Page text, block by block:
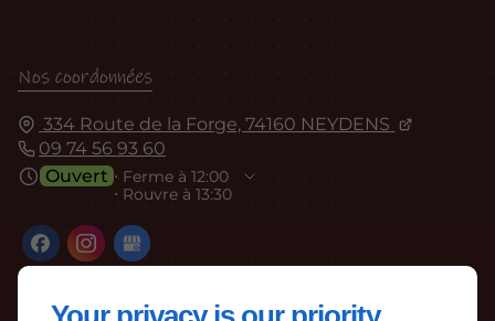
Nos coordonnées
334 Route de la Forge, 74160 NEYDENS
09 74 56 93 60
Ouvert ⋅ Ferme à 12:00
⋅ Rouvre à 13:30